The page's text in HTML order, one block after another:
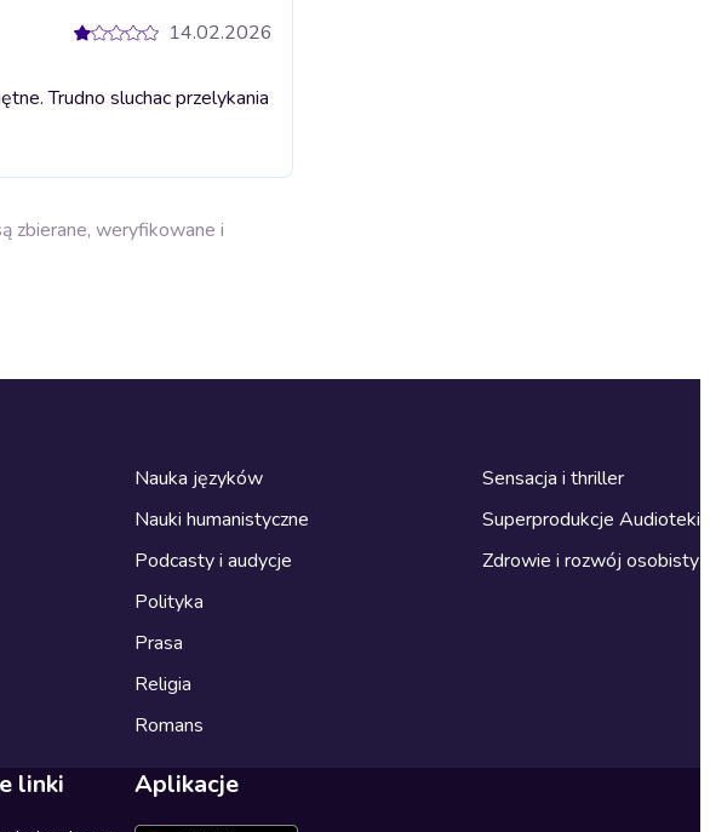
14.02.2026
Trudno sluchac przelykania
zbierane, weryfikowane i
Nauka języków
Nauki humanistyczne
Podcasty i audycje
Polityka
Prasa
Religia
Romans
Sensacja i thriller
Superprodukcje Audioteki
Zdrowie i rozwój osobisty
linki Aplikacje